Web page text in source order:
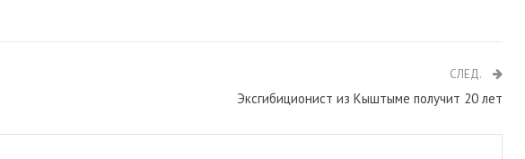
СЛЕД.
Эксгибиционист из Кыштыме получит 20 лет